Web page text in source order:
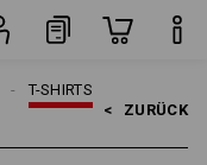
T-SHIRTS
< ZURÜCK